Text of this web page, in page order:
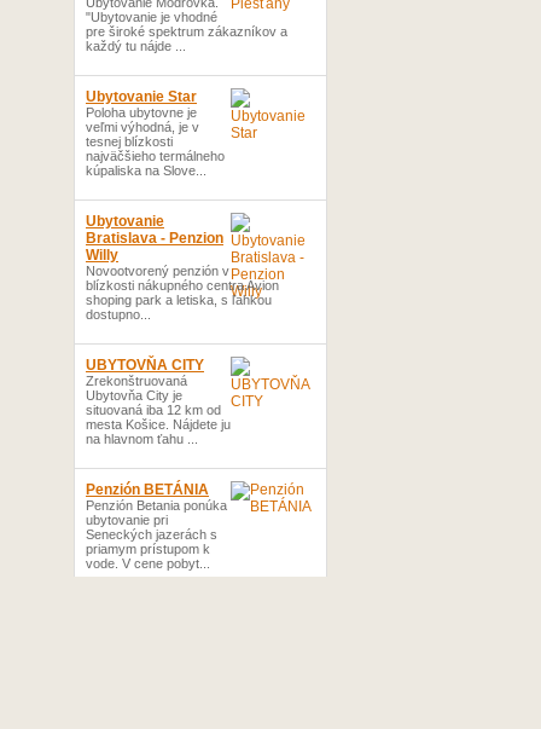
"Ubytovanie je vhodné
pre široké spektrum zákazníkov a
každý tu nájde ...
Ubytovanie Star
Poloha ubytovne je
veľmi výhodná, je v
tesnej blízkosti
najväčšieho termálneho
kúpaliska na Slove...
Ubytovanie
Bratislava - Penzion
Willy
Novootvorený penzión v
blízkosti nákupného centra Avion
shoping park a letiska, s ľahkou
dostupno...
UBYTOVŇA CITY
Zrekonštruovaná
Ubytovňa City je
situovaná iba 12 km od
mesta Košice. Nájdete ju
na hlavnom ťahu ...
Penzión BETÁNIA
Penzión Betania ponúka
ubytovanie pri
Seneckých jazerách s
priamym prístupom k
vode. V cene pobyt...